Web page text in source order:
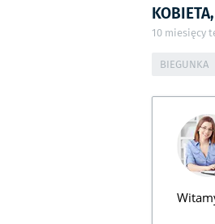
10 miesięcy
BIEGUNKA